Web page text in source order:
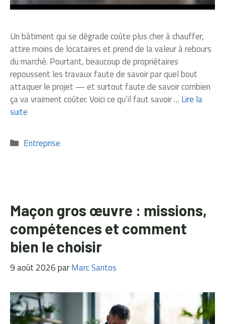
Un bâtiment qui se dégrade coûte plus cher à chauffer,
attire moins de locataires et prend de la valeur à rebours
du marché. Pourtant, beaucoup de propriétaires
repoussent les travaux faute de savoir par quel bout
attaquer le projet — et surtout faute de savoir combien
ça va vraiment coûter. Voici ce qu’il faut savoir … Lire la
suite
Catégories
Entreprise
Maçon gros œuvre : missions,
compétences et comment
bien le choisir
9 août 2026parMarc Santos